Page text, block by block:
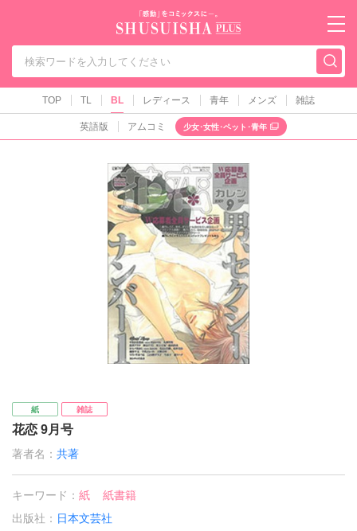
秋水社PLUS（テ
TOP TL BL レディース 青年 メンズ 雑誌
英語版 アムコミ 少女･女性･ペット･青年
紙 雑誌
花恋 9月号
著者名：共著
キーワード：紙
紙書籍
出版社： 日本文芸社